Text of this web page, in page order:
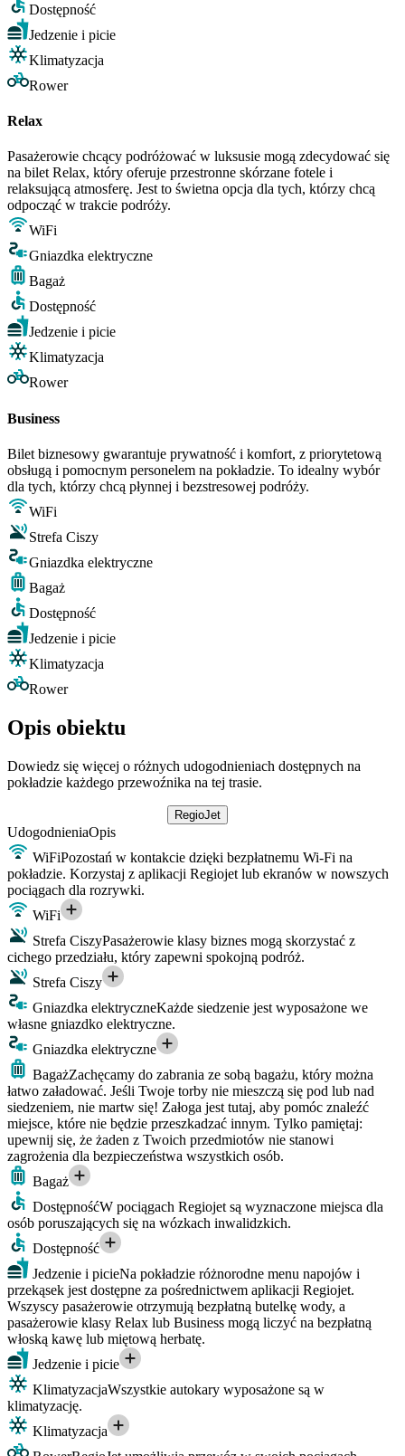
Dostępność
Jedzenie i picie
Klimatyzacja
Rower
Relax
Pasażerowie chcący podróżować w luksusie mogą zdecydować się
na bilet Relax, który oferuje przestronne skórzane fotele i
relaksującą atmosferę. Jest to świetna opcja dla tych, którzy chcą
odpocząć w trakcie podróży.
WiFi
Gniazdka elektryczne
Bagaż
Dostępność
Jedzenie i picie
Klimatyzacja
Rower
Business
Bilet biznesowy gwarantuje prywatność i komfort, z priorytetową
obsługą i pomocnym personelem na pokładzie. To idealny wybór
dla tych, którzy chcą płynnej i bezstresowej podróży.
WiFi
Strefa Ciszy
Gniazdka elektryczne
Bagaż
Dostępność
Jedzenie i picie
Klimatyzacja
Rower
Opis obiektu
Dowiedz się więcej o różnych udogodnieniach dostępnych na
pokładzie każdego przewoźnika na tej trasie.
RegioJet
UdogodnieniaOpis
WiFiPozostań w kontakcie dzięki bezpłatnemu Wi-Fi na
pokładzie. Korzystaj z aplikacji Regiojet lub ekranów w nowszych
pociągach dla rozrywki.
WiFi
Strefa CiszyPasażerowie klasy biznes mogą skorzystać z
cichego przedziału, który zapewni spokojną podróż.
Strefa Ciszy
Gniazdka elektryczneKażde siedzenie jest wyposażone we
własne gniazdko elektryczne.
Gniazdka elektryczne
BagażZachęcamy do zabrania ze sobą bagażu, który można
łatwo załadować. Jeśli Twoje torby nie mieszczą się pod lub nad
siedzeniem, nie martw się! Załoga jest tutaj, aby pomóc znaleźć
miejsce, które nie będzie przeszkadzać innym. Tylko pamiętaj:
upewnij się, że żaden z Twoich przedmiotów nie stanowi
zagrożenia dla bezpieczeństwa wszystkich osób.
Bagaż
DostępnośćW pociągach Regiojet są wyznaczone miejsca dla
osób poruszających się na wózkach inwalidzkich.
Dostępność
Jedzenie i picieNa pokładzie różnorodne menu napojów i
przekąsek jest dostępne za pośrednictwem aplikacji Regiojet.
Wszyscy pasażerowie otrzymują bezpłatną butelkę wody, a
pasażerowie klasy Relax lub Business mogą liczyć na bezpłatną
włoską kawę lub miętową herbatę.
Jedzenie i picie
KlimatyzacjaWszystkie autokary wyposażone są w
klimatyzację.
Klimatyzacja